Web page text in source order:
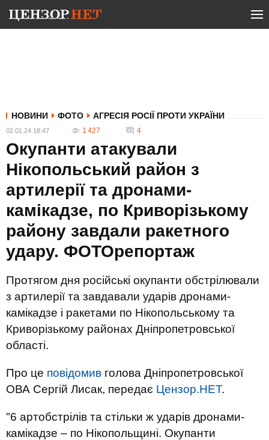
НОВИНИ ФОТО АГРЕСІЯ РОСІЇ ПРОТИ УКРАЇНИ
02.01.24 18:47 1 427 4
Окупанти атакували
Нікопольський район з
артилерії та дронами-
камікадзе, по Криворізькому
району завдали ракетного
удару. ФОТОрепортаж
Протягом дня російські окупанти обстрілювали
з артилерії та завдавали ударів дронами-
камікадзе і ракетами по Нікопольському та
Криворізькому районах Дніпропетровської
області.
Про це повідомив голова Дніпропетровської
ОВА Сергій Лисак, передає Цензор.НЕТ.
"6 артобстрілів та стільки ж ударів дронами-
камікадзе – по Нікопольщині. Окупанти